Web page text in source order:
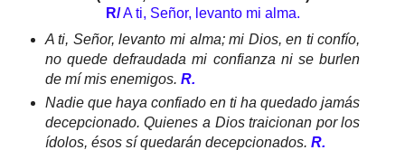
R/A ti, Señor, levanto mi alma.
A ti, Señor, levanto mi alma; mi Dios, en ti confío,
no quede defraudada mi confianza ni se burlen
de mí mis enemigos. R.
Nadie que haya confiado en ti ha quedado jamás
decepcionado. Quienes a Dios traicionan por los
ídolos, ésos sí quedarán decepcionados. R.